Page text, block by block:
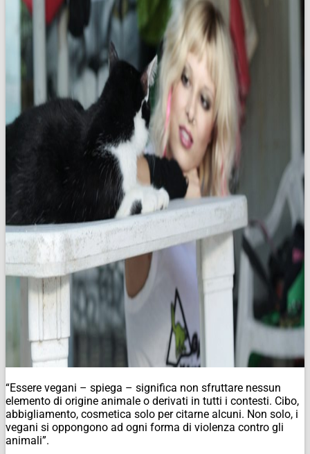
“Essere vegani – spiega – significa non sfruttare nessun
elemento di origine animale o derivati in tutti i contesti. Cibo,
abbigliamento, cosmetica solo per citarne alcuni. Non solo, i
vegani si oppongono ad ogni forma di violenza contro gli
animali”.